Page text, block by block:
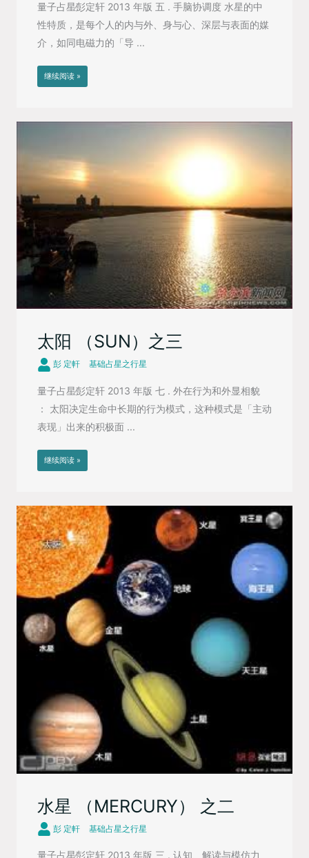
量子占星∕彭定轩 2013 年版 五 . 手脑协调度 水星的中
性特质，是每个人的内与外、身与心、深层与表面的媒
介，如同电磁力的「导 ...
继续阅读 »
太阳 （SUN）之三
彭 定軒 基础占星之行星
量子占星∕彭定轩 2013 年版 七 . 外在行为和外显相貌
： 太阳决定生命中长期的行为模式，这种模式是「主动
表现」出来的积极面 ...
继续阅读 »
水星 （MERCURY） 之二
彭 定軒 基础占星之行星
量子占星∕彭定轩 2013 年版 三 . 认知、解读与模仿力